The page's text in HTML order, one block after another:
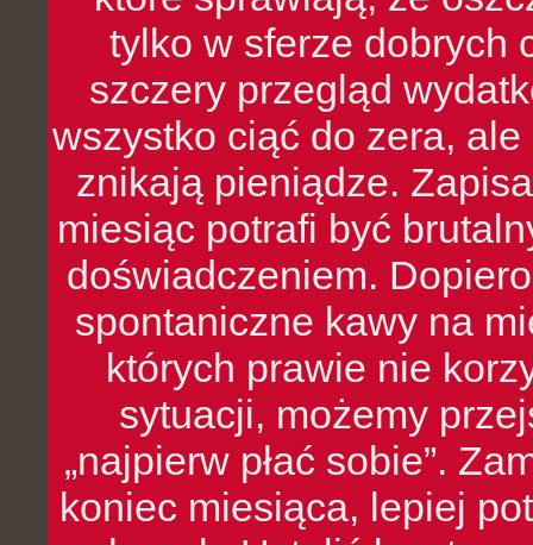
tylko w sferze dobrych
szczery przegląd
wszystko ciąć do zera,
znikają pieniądze.
miesiąc potrafi być
doświadczeniem.
spontaniczne kawy na
których prawie nie
sytuacji, możemy
„najpierw płać sobie”.
koniec miesiąca, lepiej